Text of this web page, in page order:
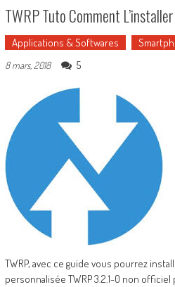
TWRP Tuto Comment
Applications & Softwares
8 mars, 2018 5
TWRP, avec ce guide vous pourrez
personnalisée TWRP 3.2.1-0 non officiel